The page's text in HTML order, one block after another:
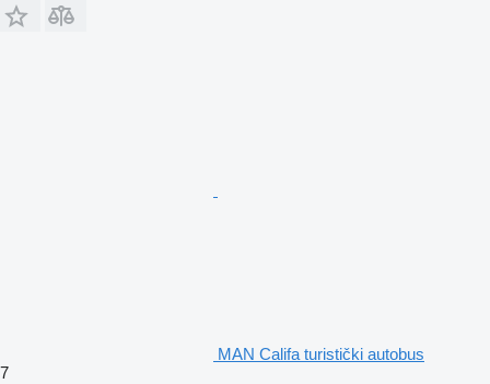
MAN Califa turistički autobus
7